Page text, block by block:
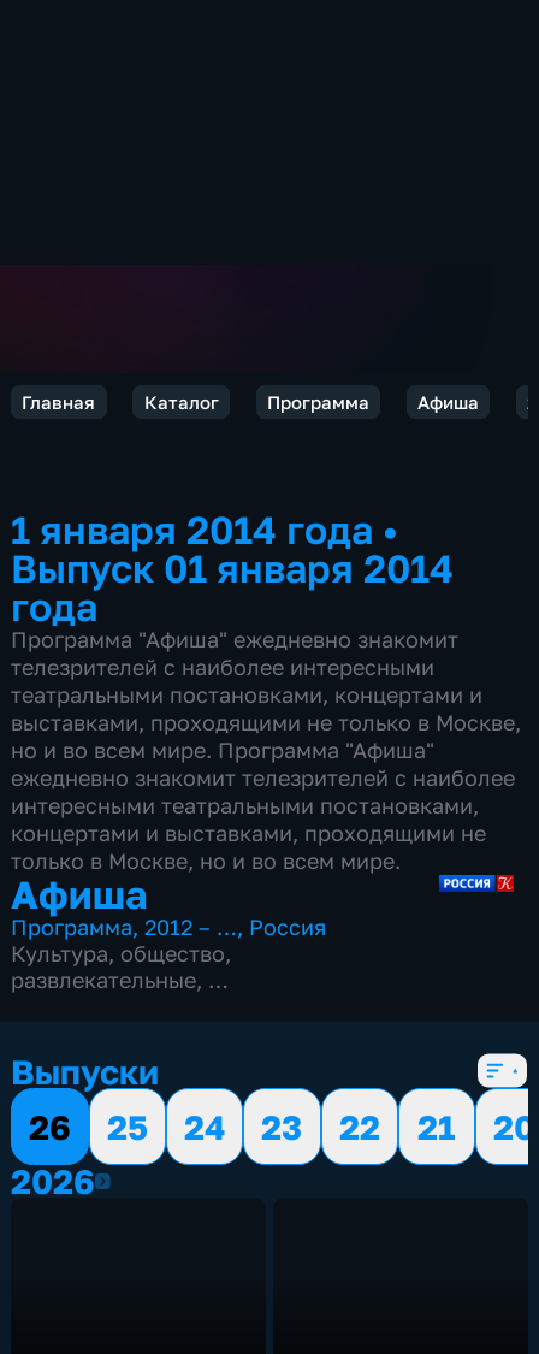
Главная Каталог Программа Афиша
1 января 2014 года •
Выпуск 01 января 2014
года
Программа "Афиша" ежедневно знакомит
телезрителей с наиболее интересными
театральными постановками, концертами и
выставками, проходящими не только в Москве,
но и во всем мире. Программа "Афиша"
ежедневно знакомит телезрителей с наиболее
интересными театральными постановками,
концертами и выставками, проходящими не
только в Москве, но и во всем мире.
Афиша
Программа,2012 – …, Россия
Культура, общество,
развлекательные,
Выпуски
26
25 24 23 22 21
20
20262026